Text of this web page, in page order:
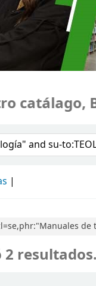
de
resultados.